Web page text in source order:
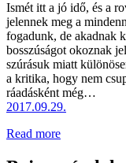
Ismét itt a jó idő, és a
jelennek meg a
fo­gad­unk, de akadnak
bosszúságot okoznak
szúrásuk miatt
a kritika, hogy nem
ráadásként még…
2017.09.29.
Read more